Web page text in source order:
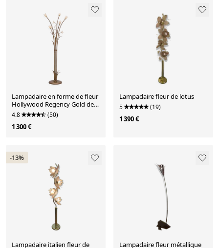
Lampadaire en forme de fleur
Hollywood Regency Gold des
années 1980
4.8 (50)
1 300 €
Lampadaire fleur de lotus
5 (19)
1 390 €
-13%
Lampadaire italien fleur de
Lampadaire fleur métallique